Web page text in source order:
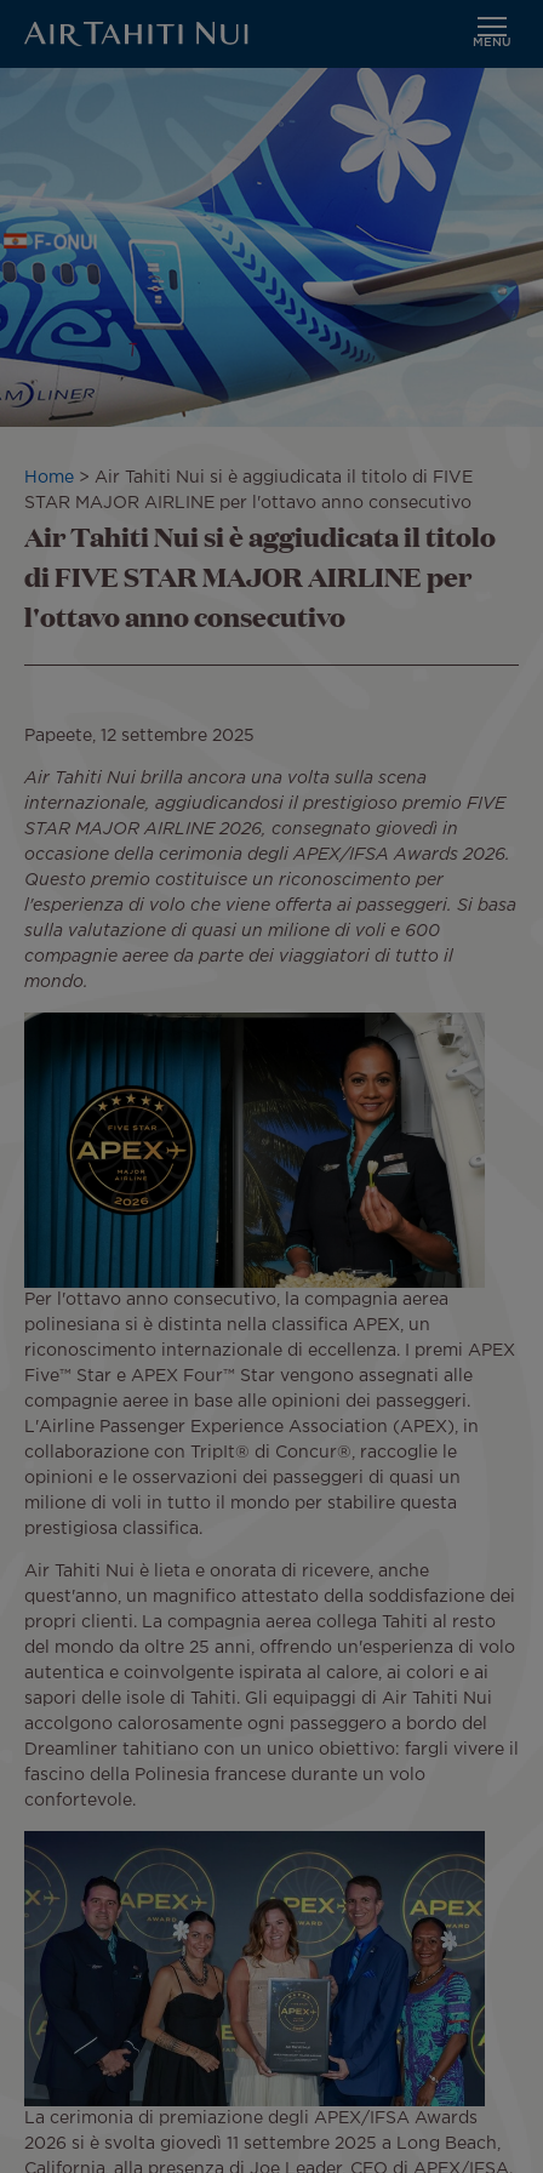
MENU
Briciole
di
pane
Home
Air Tahiti Nui si è aggiudicata il titolo di FIVE
STAR MAJOR AIRLINE per l'ottavo anno consecutivo
Air Tahiti Nui si è aggiudicata il titolo
di FIVE STAR MAJOR AIRLINE per
l'ottavo anno consecutivo
Papeete, 12 settembre 2025
Air Tahiti Nui brilla ancora una volta sulla scena
internazionale, aggiudicandosi il prestigioso premio FIVE
STAR MAJOR AIRLINE 2026, consegnato giovedì in
occasione della cerimonia degli APEX/IFSA Awards 2026.
Questo premio costituisce un riconoscimento per
l'esperienza di volo che viene offerta ai passeggeri. Si basa
sulla valutazione di quasi un milione di voli e 600
compagnie aeree da parte dei viaggiatori di tutto il
mondo.
Per l'ottavo anno consecutivo, la compagnia aerea
polinesiana si è distinta nella classifica APEX, un
riconoscimento internazionale di eccellenza. I premi APEX
Five™ Star e APEX Four™ Star vengono assegnati alle
compagnie aeree in base alle opinioni dei passeggeri.
L'Airline Passenger Experience Association (APEX), in
collaborazione con TripIt® di Concur®, raccoglie le
opinioni e le osservazioni dei passeggeri di quasi un
milione di voli in tutto il mondo per stabilire questa
prestigiosa classifica.
Air Tahiti Nui è lieta e onorata di ricevere, anche
quest'anno, un magnifico attestato della soddisfazione dei
propri clienti. La compagnia aerea collega Tahiti al resto
del mondo da oltre 25 anni, offrendo un'esperienza di volo
autentica e coinvolgente ispirata al calore, ai colori e ai
sapori delle isole di Tahiti. Gli equipaggi di Air Tahiti Nui
accolgono calorosamente ogni passeggero a bordo del
Dreamliner tahitiano con un unico obiettivo: fargli vivere il
fascino della Polinesia francese durante un volo
confortevole.
La cerimonia di premiazione degli APEX/IFSA Awards
2026 si è svolta giovedì 11 settembre 2025 a Long Beach,
California, alla presenza di Joe Leader, CEO di APEX/IFSA.